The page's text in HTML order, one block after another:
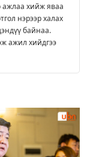
ажлаа хийж яваа
нэрээр халах
байнаа.
ажил хийдгээ